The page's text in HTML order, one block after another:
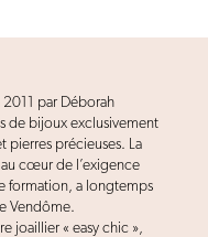
par Déborah
de bijoux exclusivement
pierres précieuses. La
cœur de l’exigence
formation, a longtemps
Vendôme.
joaillier « easy chic »,